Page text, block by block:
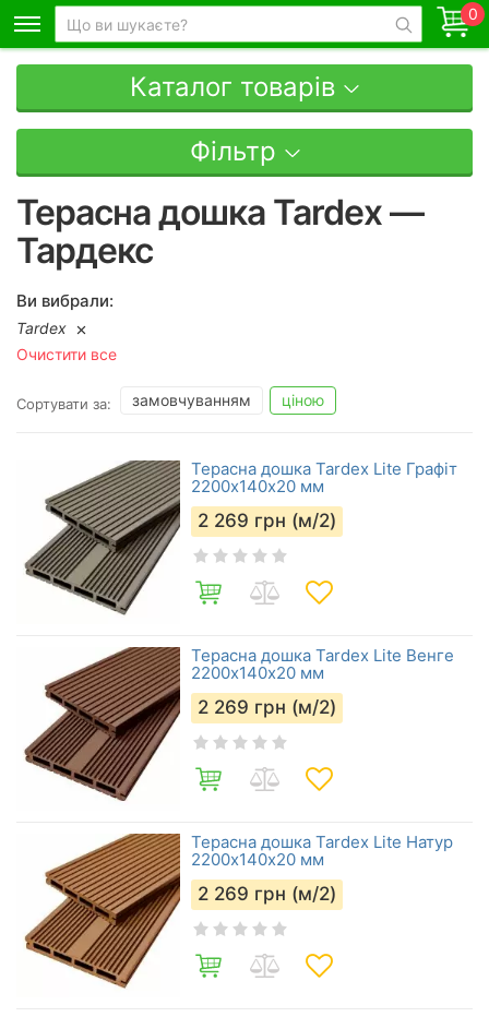
0
Каталог товарів
Фільтр
Терасна дошка Tardex —
Тардекс
Ви вибрали:
Tardex
Очистити все
Сортувати за: замовчуванням ціною
Терасна дошка Tardex Lite Графіт
2200х140х20 мм
2 269 грн (м/2)
Терасна дошка Tardex Lite Венге
2200х140х20 мм
2 269 грн (м/2)
Терасна дошка Tardex Lite Натур
2200х140х20 мм
2 269 грн (м/2)